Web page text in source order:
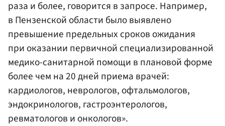
раза и более, говорится в запросе. Например,
в Пензенской области было выявлено
превышение предельных сроков ожидания
при оказании первичной специализированной
медико-санитарной помощи в плановой форме
более чем на 20 дней приема врачей:
кардиологов, неврологов, офтальмологов,
эндокринологов, гастроэнтерологов,
ревматологов и онкологов».